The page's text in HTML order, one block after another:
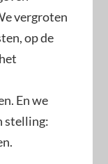
vergroten
op de
En we
stelling: